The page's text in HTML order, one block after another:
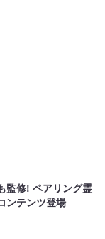
監修! ペアリング霊
ンテンツ登場